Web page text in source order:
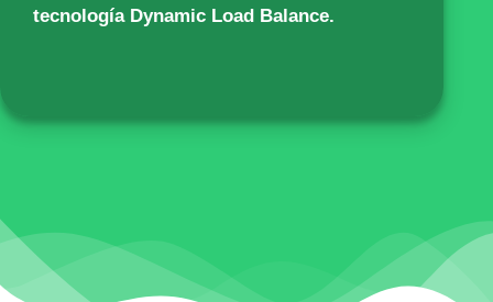
tecnología Dynamic Load Balance.